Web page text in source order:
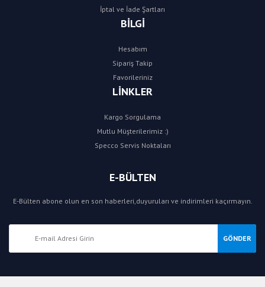
İptal ve İade Şartları
BİLGİ
Hesabım
Sipariş Takip
Favorileriniz
LİNKLER
Kargo Sorgulama
Mutlu Müşterilerimiz :)
Specco Servis Noktaları
E-BÜLTEN
E-Bülten abone olun en son haberleri,duyuruları ve indirimleri kaçırmayın.
GÖNDER